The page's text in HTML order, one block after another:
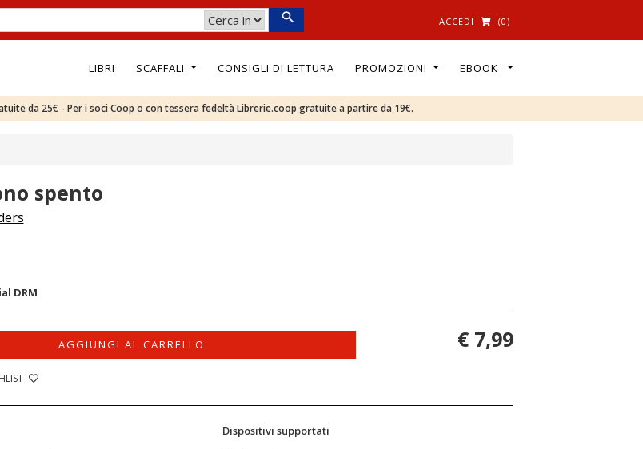
ACCEDI (0)
LIBRI SCAFFALI CONSIGLI DI LETTURA PROMOZIONI EBOOK
da 25€ - Per i soci Coop o con tessera fedeltà Librerie.coop gratuite a partire da 19€.
spento
DRM
AGGIUNGI AL CARRELLO € 7,99
Dispositivi supportati